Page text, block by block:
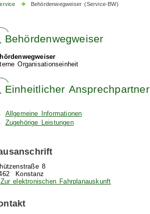
Behördenwegweiser (Service-BW)
Behördenwegweiser
Organisationseinheit
Einheitlicher Ansprechpartner
Allgemeine Informationen
Zugehörige Leistungen
8
Konstanz
Zur elektronischen Fahrplanauskunft